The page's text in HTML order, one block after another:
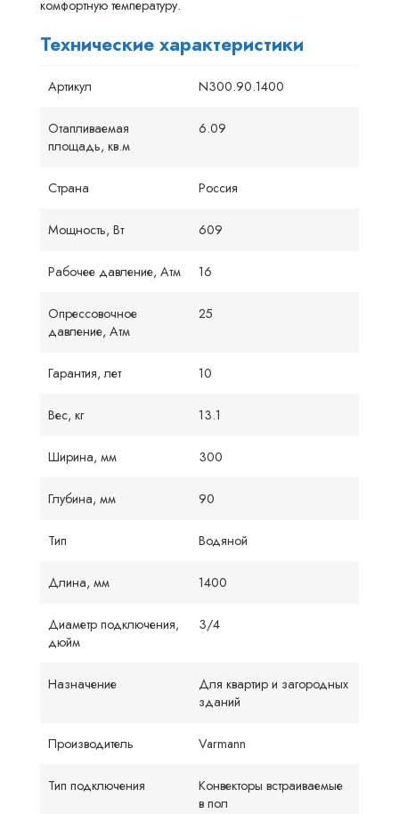
комфортную температуру.
Технические характеристики
Артикул N300.90.1400
Отапливаемая
площадь, кв.м
6.09
Страна Россия
Мощность, Вт 609
Рабочее давление, Атм 16
Опрессовочное
давление, Атм
25
Гарантия, лет 10
Вес, кг 13.1
Ширина, мм 300
Глубина, мм 90
Тип Водяной
Длина, мм 1400
Диаметр подключения,
дюйм
3/4
Назначение
Для квартир и загородных
зданий
Производитель Varmann
Тип подключения
Конвекторы встраиваемые
в пол